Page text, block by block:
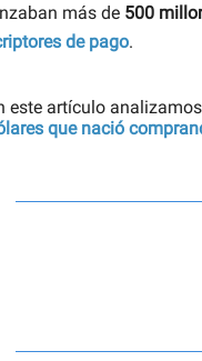
más de 500
de pago.
este artículo
que nació